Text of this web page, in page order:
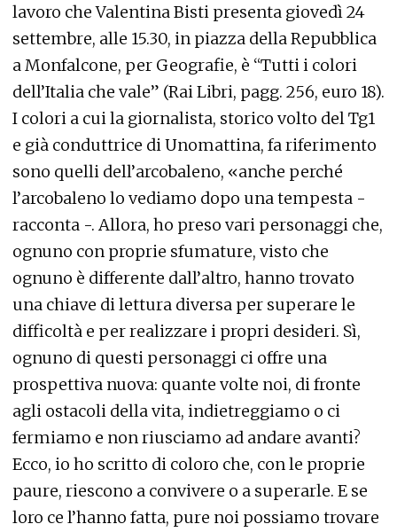
lavoro che Valentina Bisti presenta giovedì 24
settembre, alle 15.30, in piazza della Repubblica
a Monfalcone, per Geografie, è “Tutti i colori
dell’Italia che vale” (Rai Libri, pagg. 256, euro 18).
I colori a cui la giornalista, storico volto del Tg1
e già conduttrice di Unomattina, fa riferimento
sono quelli dell’arcobaleno, «anche perché
l’arcobaleno lo vediamo dopo una tempesta -
racconta -. Allora, ho preso vari personaggi che,
ognuno con proprie sfumature, visto che
ognuno è differente dall’altro, hanno trovato
una chiave di lettura diversa per superare le
difficoltà e per realizzare i propri desideri. Sì,
ognuno di questi personaggi ci offre una
prospettiva nuova: quante volte noi, di fronte
agli ostacoli della vita, indietreggiamo o ci
fermiamo e non riusciamo ad andare avanti?
Ecco, io ho scritto di coloro che, con le proprie
paure, riescono a convivere o a superarle. E se
loro ce l’hanno fatta, pure noi possiamo trovare